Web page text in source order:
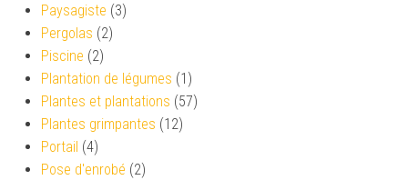
Paysagiste (3)
Pergolas (2)
Piscine (2)
Plantation de légumes (1)
Plantes et plantations (57)
Plantes grimpantes (12)
Portail (4)
Pose d'enrobé (2)